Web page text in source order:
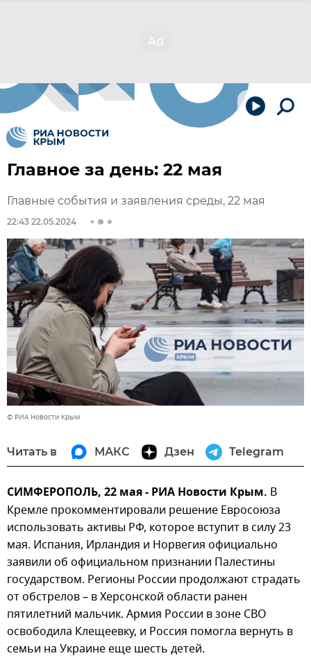
Главное за день: 22 мая
Главные события и заявления среды, 22 мая
22:43 22.05.2024
© РИА Новости Крым
Читать в МАКС Дзен Telegram
СИМФЕРОПОЛЬ, 22 мая - РИА Новости Крым. В
Кремле прокомментировали решение Евросоюза
использовать активы РФ, которое вступит в силу 23
мая. Испания, Ирландия и Норвегия официально
заявили об официальном признании Палестины
государством. Регионы России продолжают страдать
от обстрелов – в Херсонской области ранен
пятилетний мальчик. Армия России в зоне СВО
освободила Клещеевку, и Россия помогла вернуть в
семьи на Украине еще шесть детей.